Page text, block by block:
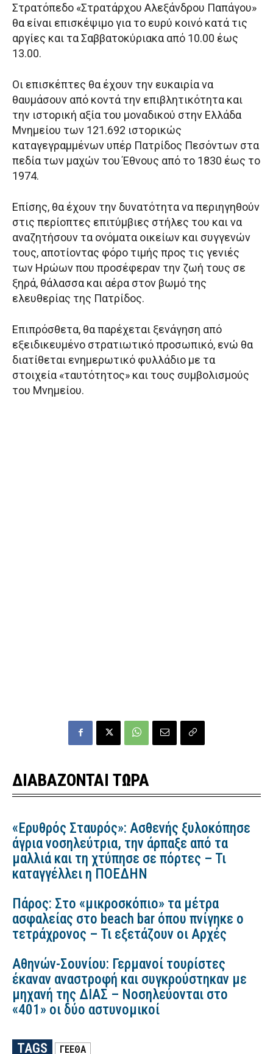
Στρατόπεδο «Στρατάρχου Αλεξάνδρου Παπάγου»
θα είναι επισκέψιμο για το ευρύ κοινό κατά τις
αργίες και τα Σαββατοκύριακα από 10.00 έως
13.00.
Οι επισκέπτες θα έχουν την ευκαιρία να
θαυμάσουν από κοντά την επιβλητικότητα και
την ιστορική αξία του μοναδικού στην Ελλάδα
Μνημείου των 121.692 ιστορικώς
καταγεγραμμένων υπέρ Πατρίδος Πεσόντων στα
πεδία των μαχών του Έθνους από το 1830 έως το
1974.
Επίσης, θα έχουν την δυνατότητα να περιηγηθούν
στις περίοπτες επιτύμβιες στήλες του και να
αναζητήσουν τα ονόματα οικείων και συγγενών
τους, αποτίοντας φόρο τιμής προς τις γενιές
των Ηρώων που προσέφεραν την ζωή τους σε
ξηρά, θάλασσα και αέρα στον βωμό της
ελευθερίας της Πατρίδος.
Επιπρόσθετα, θα παρέχεται ξενάγηση από
εξειδικευμένο στρατιωτικό προσωπικό, ενώ θα
διατίθεται ενημερωτικό φυλλάδιο με τα
στοιχεία «ταυτότητος» και τους συμβολισμούς
του Μνημείου.
ΔΙΑΒΑΖΟΝΤΑΙ ΤΩΡΑ
«Ερυθρός Σταυρός»: Ασθενής ξυλοκόπησε
άγρια νοσηλεύτρια, την άρπαξε από τα
μαλλιά και τη χτύπησε σε πόρτες – Τι
καταγγέλλει η ΠΟΕΔΗΝ
Πάρος: Στο «μικροσκόπιο» τα μέτρα
ασφαλείας στο beach bar όπου πνίγηκε ο
τετράχρονος – Τι εξετάζουν οι Αρχές
Αθηνών-Σουνίου: Γερμανοί τουρίστες
έκαναν αναστροφή και συγκρούστηκαν με
μηχανή της ΔΙΑΣ – Νοσηλεύονται στο
«401» οι δύο αστυνομικοί
TAGS ΓΕΕΘΑ